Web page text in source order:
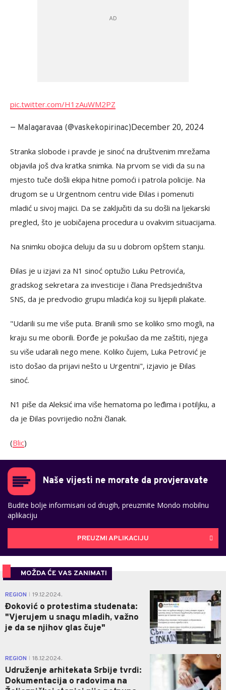
pic.twitter.com/H1zAuWM2PZ
— Malagaravaa (@vaskekopirinac)December 20, 2024
Stranka slobode i pravde je sinoć na društvenim mrežama
objavila još dva kratka snimka. Na prvom se vidi da su na
mjesto tuče došli ekipa hitne pomoći i patrola policije. Na
drugom se u Urgentnom centru vide Đilas i pomenuti
mladić u sivoj majici. Da se zaključiti da su došli na ljekarski
pregled, što je uobičajena procedura u ovakvim situacijama.
Na snimku obojica deluju da su u dobrom opštem stanju.
Đilas je u izjavi za N1 sinoć optužio Luku Petrovića,
gradskog sekretara za investicije i člana Predsjedništva
SNS, da je predvodio grupu mladića koji su lijepili plakate.
"Udarili su me više puta. Branili smo se koliko smo mogli, na
kraju su me oborili. Đorđe je pokušao da me zaštiti, njega
su više udarali nego mene. Koliko čujem, Luka Petrović je
isto došao da prijavi nešto u Urgentni", izjavio je Đilas
sinoć.
N1 piše da Aleksić ima više hematoma po leđima i potiljku, a
da je Đilas povrijedio nožni članak.
(Blic)
Naše vijesti ne morate da provjeravate
Budite bolje informisani od drugih, preuzmite Mondo mobilnu
aplikaciju
PREUZMI APLIKACIJU
MOŽDA ĆE VAS ZANIMATI
REGION 19.12.2024.
Đoković o protestima studenata:
"Vjerujem u snagu mladih, važno
je da se njihov glas čuje"
4
REGION 18.12.2024.
Udruženje arhitekata Srbije tvrdi:
Dokumentacija o radovima na
0